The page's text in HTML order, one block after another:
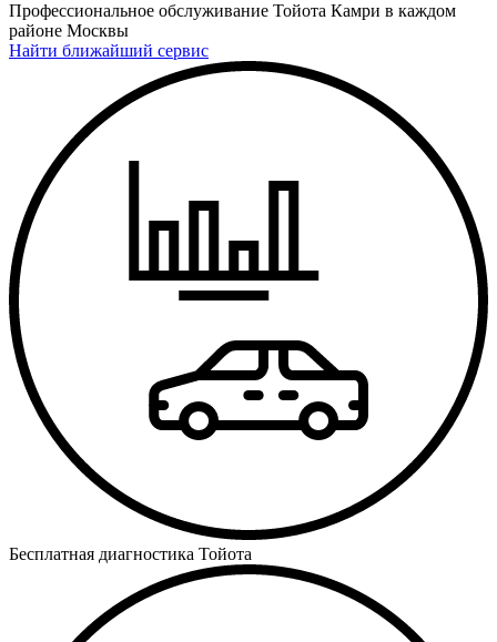
Профессиональное обслуживание Тойота Камри в каждом
районе Москвы
Найти ближайший сервис
Бесплатная диагностика Тойота